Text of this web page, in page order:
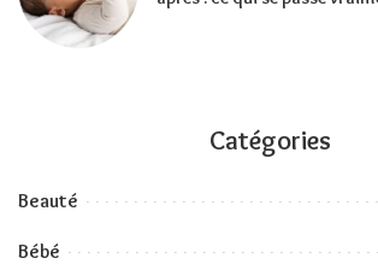
Catégories
Beauté
Bébé